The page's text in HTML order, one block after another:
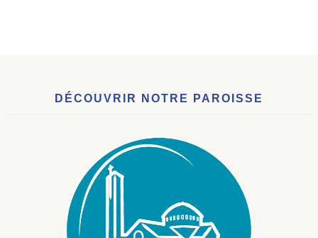
DÉCOUVRIR NOTRE PAROISSE